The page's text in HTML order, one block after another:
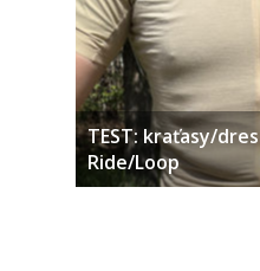
TEST: kraťasy/
Ride/Loop